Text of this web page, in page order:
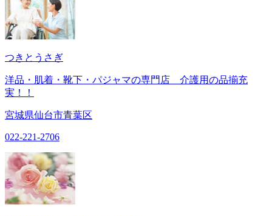
つきとうさぎ
洋品・肌着・靴下・パジャマの専門店 介護用の品揃充
実！！
宮城県仙台市青葉区
022-221-2706